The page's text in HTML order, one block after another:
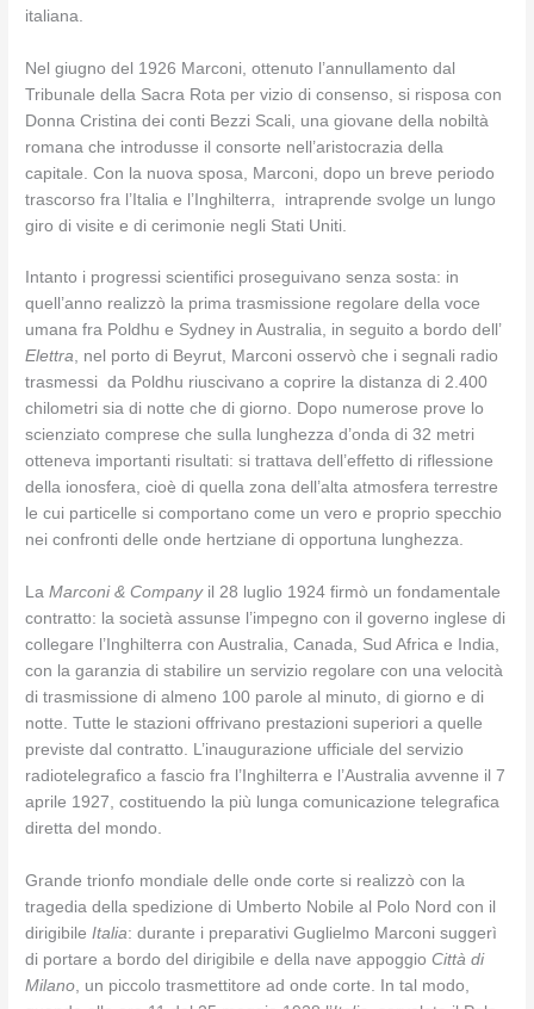
italiana.
Nel giugno del 1926 Marconi, ottenuto l’annullamento dal
Tribunale della Sacra Rota per vizio di consenso, si risposa con
Donna Cristina dei conti Bezzi Scali, una giovane della nobiltà
romana che introdusse il consorte nell’aristocrazia della
capitale. Con la nuova sposa, Marconi, dopo un breve periodo
trascorso fra l’Italia e l’Inghilterra, intraprende svolge un lungo
giro di visite e di cerimonie negli Stati Uniti.
Intanto i progressi scientifici proseguivano senza sosta: in
quell’anno realizzò la prima trasmissione regolare della voce
umana fra Poldhu e Sydney in Australia, in seguito a bordo dell’
Elettra, nel porto di Beyrut, Marconi osservò che i segnali radio
trasmessi da Poldhu riuscivano a coprire la distanza di 2.400
chilometri sia di notte che di giorno. Dopo numerose prove lo
scienziato comprese che sulla lunghezza d’onda di 32 metri
otteneva importanti risultati: si trattava dell’effetto di riflessione
della ionosfera, cioè di quella zona dell’alta atmosfera terrestre
le cui particelle si comportano come un vero e proprio specchio
nei confronti delle onde hertziane di opportuna lunghezza.
LaMarconi& Companyil 28 luglio 1924 firmò un fondamentale
contratto: la società assunse l’impegno con il governo inglese di
collegare l’Inghilterra con Australia, Canada, Sud Africa e India,
con la garanzia di stabilire un servizio regolare con una velocità
di trasmissione di almeno 100 parole al minuto, di giorno e di
notte. Tutte le stazioni offrivano prestazioni superiori a quelle
previste dal contratto. L’inaugurazione ufficiale del servizio
radiotelegrafico a fascio fra l’Inghilterra e l’Australia avvenne il 7
aprile 1927, costituendo la più lunga comunicazione telegrafica
diretta del mondo.
Grande trionfo mondiale delle onde corte si realizzò con la
tragedia della spedizione di Umberto Nobile al Polo Nord con il
dirigibileItalia: durante i preparativi Guglielmo Marconi suggerì
di portare a bordo del dirigibile e della nave appoggio Città di
Milano, un piccolo trasmettitore ad onde corte. In tal modo,